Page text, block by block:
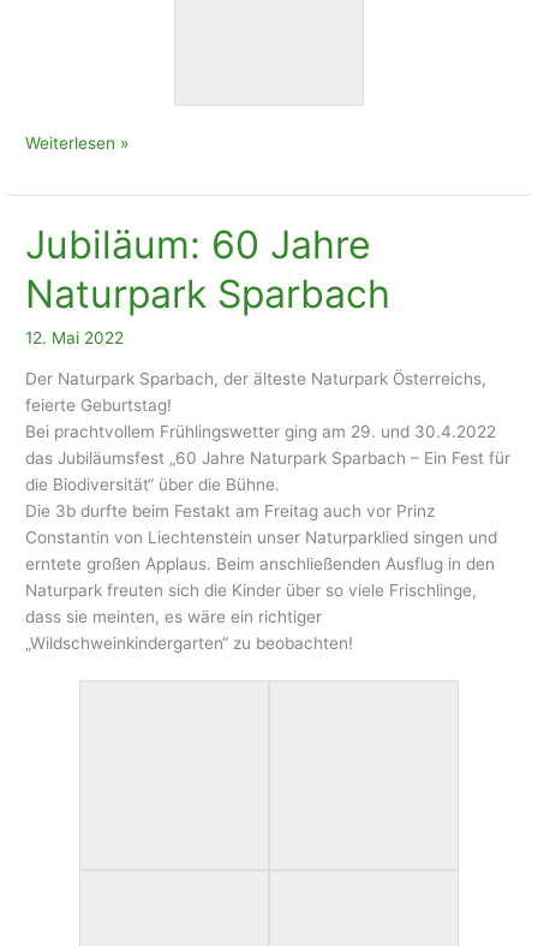
Der
auf
Weiterlesen »
Jubiläum: 60 Jahre
Naturpark Sparbach
12. Mai 2022
Der Naturpark Sparbach, der älteste Naturpark Österreichs,
feierte Geburtstag!
Bei prachtvollem Frühlingswetter ging am 29. und 30.4.2022
das Jubiläumsfest „60 Jahre Naturpark Sparbach – Ein Fest für
die Biodiversität“ über die Bühne.
Die 3b durfte beim Festakt am Freitag auch vor Prinz
Constantin von Liechtenstein unser Naturparklied singen und
erntete großen Applaus. Beim anschließenden Ausflug in den
Naturpark freuten sich die Kinder über so viele Frischlinge,
dass sie meinten, es wäre ein richtiger
„Wildschweinkindergarten“ zu beobachten!